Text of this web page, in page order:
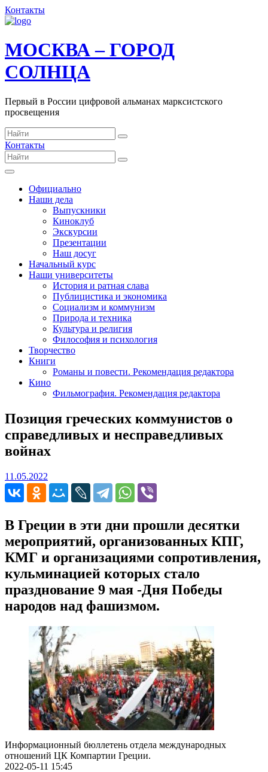
Контакты
МОСКВА – ГОРОД
СОЛНЦА
Первый в России цифровой альманах марксистского
просвещения
Контакты
Официально
Наши дела
Выпускники
Киноклуб
Экскурсии
Презентации
Наш досуг
Начальный курс
Наши университеты
История и ратная слава
Публицистика и экономика
Социализм и коммунизм
Природа и техника
Культура и религия
Философия и психология
Творчество
Книги
Романы и повести. Рекомендация редактора
Кино
Фильмография. Рекомендация редактора
Позиция греческих коммунистов о
справедливых и несправедливых
войнах
11.05.2022
В Греции в эти дни прошли десятки
мероприятий, организованных КПГ,
КМГ и организациями сопротивления,
кульминацией которых стало
празднование 9 мая -Дня Победы
народов над фашизмом.
Информационный бюллетень отдела международных
отношений ЦК Компартии Греции.
2022-05-11 15:45